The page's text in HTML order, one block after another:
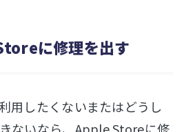
に修理を出す
用したくないまたはどうし